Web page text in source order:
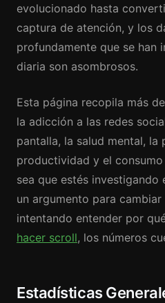
evolucionado hasta
captura de atención, y los
profundamente que se han
diaria son asombrosos.
Esta página recopila más
la adicción a las redes
pantalla, la salud mental, la
productividad y el
sea que estés investigando
un argumento para
intentando entender por
hacer scroll, los números
Estadísticas